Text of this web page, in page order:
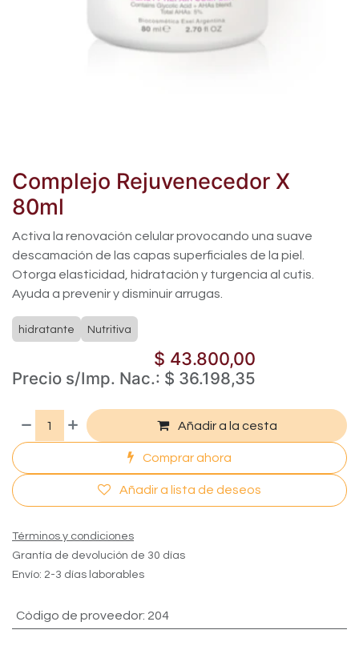
Complejo Rejuvenecedor X
80ml
Activa la renovación celular provocando una suave
descamación de las capas superficiales de la piel.
Otorga elasticidad, hidratación y turgencia al cutis.
Ayuda a prevenir y disminuir arrugas.
hidratante Nutritiva
$ 43.800,00
Precio s/Imp. Nac.: $ 36.198,35
Añadir a la cesta
Comprar ahora
Añadir a lista de deseos
Términos y condiciones
Grantía de devolución de 30 días
Envío: 2-3 días laborables
Còdigo de proveedor: 204